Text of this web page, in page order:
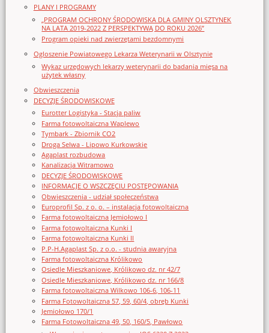
PLANY I PROGRAMY
„PROGRAM OCHRONY ŚRODOWISKA DLA GMINY OLSZTYNEK
NA LATA 2019-2022 Z PERSPEKTYWĄ DO ROKU 2026”
Program opieki nad zwierzętami bezdomnymi
Ogloszenie Powiatowego Lekarza Weterynarii w Olsztynie
Wykaz urzędowych lekarzy weterynarii do badania mięsa na
użytek własny
Obwieszczenia
DECYZJE ŚRODOWISKOWE
Eurotter Logistyka - Stacja paliw
Farma fotowoltaiczna Waplewo
Tymbark - Zbiornik CO2
Droga Selwa - Lipowo Kurkowskie
Agaplast rozbudowa
Kanalizacja Witramowo
DECYZJE ŚRODOWISKOWE
INFORMACJE O WSZCZĘCIU POSTĘPOWANIA
Obwieszczenia - udział społeczeństwa
Europrofil Sp. z o. o. – instalacja fotowoltaiczna
Farma fotowoltaiczna Jemiołowo I
Farma fotowoltaiczna Kunki I
Farma fotowoltaiczna Kunki II
P.P-H.Agaplast Sp. z o.o. - studnia awaryjna
Farma fotowoltaiczna Królikowo
Osiedle Mieszkaniowe, Królikowo dz. nr 42/7
Osiedle Mieszkaniowe, Królikowo dz. nr 166/8
Farma fotowoltaiczna Wilkowo 106-6, 106-11
Farma Fotowoltaiczna 57, 59, 60/4, obręb Kunki
Jemiołowo 170/1
Farma Fotowoltaiczna 49, 50, 160/5, Pawłowo